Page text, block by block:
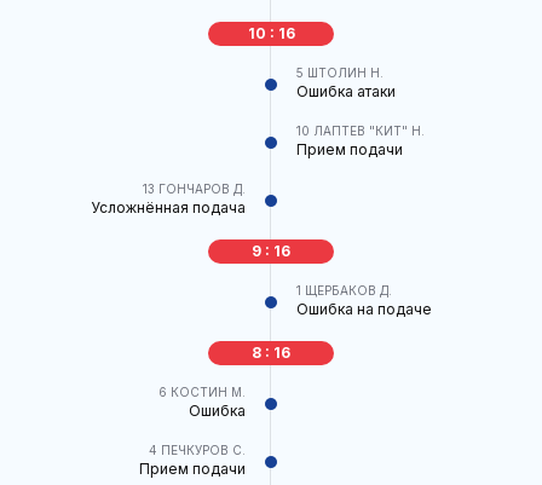
10 : 16
5 ШТОЛИН Н.
Ошибка атаки
10 ЛАПТЕВ "КИТ" Н.
Прием подачи
13 ГОНЧАРОВ Д.
Усложнённая подача
9 : 16
1 ЩЕРБАКОВ Д.
Ошибка на подаче
8 : 16
6 КОСТИН М.
Ошибка
4 ПЕЧКУРОВ С.
Прием подачи